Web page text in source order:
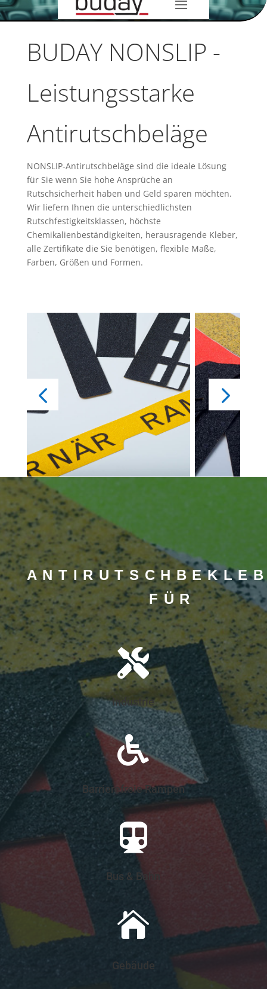
BUDAY NONSLIP -
Leistungsstarke
Antirutschbeläge
NONSLIP-Antirutschbeläge sind die ideale Lösung
für Sie wenn Sie hohe Ansprüche an
Rutschsicherheit haben und Geld sparen möchten.
Wir liefern Ihnen die unterschiedlichsten
Rutschfestigkeitsklassen, höchste
Chemikalienbeständigkeiten, herausragende Kleber,
alle Zertifikate die Sie benötigen, flexible Maße,
Farben, Größen und Formen.
FÜR

Industrie

Barrierefreie Rampen

Bus & Bahn

Gebäude